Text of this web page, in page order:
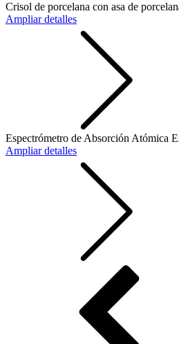
Crisol de porcelana con asa de
Ampliar detalles
Espectrómetro de Absorción Atómica
Ampliar detalles